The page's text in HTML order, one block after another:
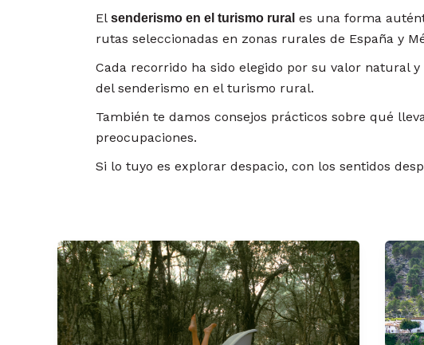
El senderismo en el turismo rural es una forma
rutas seleccionadas en zonas rurales de España y
Cada recorrido ha sido elegido por su valor natural
del senderismo en el turismo rural.
También te damos consejos prácticos sobre qué
preocupaciones.
Si lo tuyo es explorar despacio, con los sentidos